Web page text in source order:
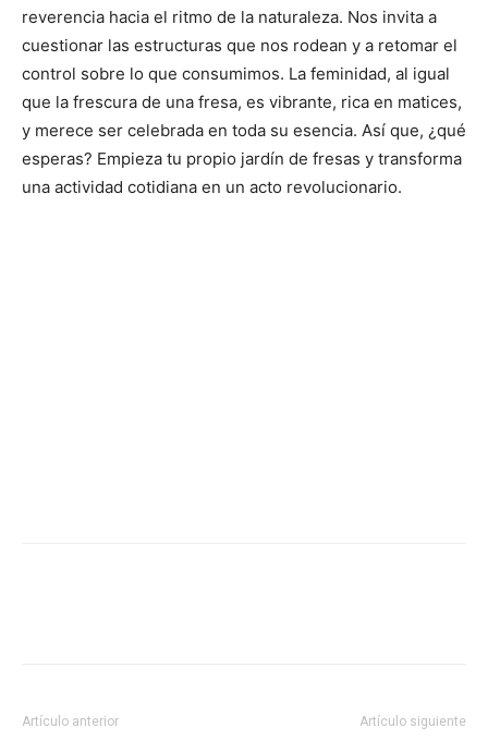
reverencia hacia el ritmo de la naturaleza. Nos invita a
cuestionar las estructuras que nos rodean y a retomar el
control sobre lo que consumimos. La feminidad, al igual
que la frescura de una fresa, es vibrante, rica en matices,
y merece ser celebrada en toda su esencia. Así que, ¿qué
esperas? Empieza tu propio jardín de fresas y transforma
una actividad cotidiana en un acto revolucionario.
Artículo anterior Artículo siguiente